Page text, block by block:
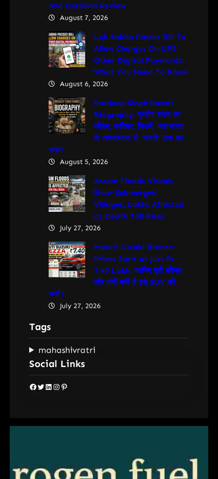
and Detailed Review
August 7, 2026
Lok Sabha Passes Bill To
Allow Charges On UPI,
Other Digital Payments:
What You Need To Know
August 6, 2026
Pradeep Singh Rawat
Biography: प्रदीप रावत का
जीवन, करियर, फिल्में, ‘महाभारत’
के अश्वत्थामा से ‘गजनी’ तक का
सफर
August 5, 2026
Assam Floods Visuals
Show Submerged
Villages, Lakhs Affected
as Death Toll Rises
July 27, 2026
Maruti Suzuki Brezza
Prices Start at Just Rs
7.40 Lakh: जानिए पूरी कीमत
और क्यों मची है इस SUV की
चर्चा?
July 27, 2026
Tags
mahashivratri
Social Links
Facebook Twitter LinkedIn Instagram Pinterest